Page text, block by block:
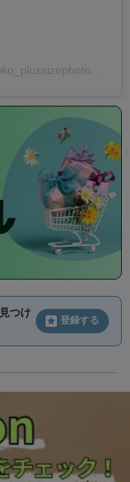
見つけ
登録する